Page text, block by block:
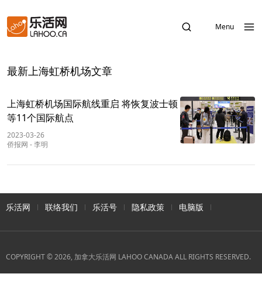
Menu
最新上海虹桥机场文章
上海虹桥机场国际航线重启 将恢复波士顿
等11个国际航点
2023-03-26
侨报网 -李明
乐活网 联络我们 乐活号 隐私政策 电脑版
COPYRIGHT © 2026, 加拿大乐活网 LAHOO CANADA ALL RIGHTS RESERVED.